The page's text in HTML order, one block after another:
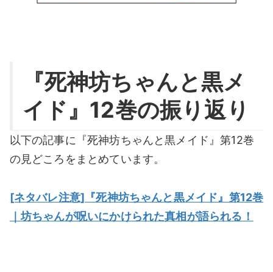
『死神坊ちゃんと黒メ
イド』12巻の振り返り
以下の記事に『死神坊ちゃんと黒メイド』第12巻
の見どころをまとめています。
[ネタバレ注意]『死神坊ちゃんと黒メイド』第12巻
｜坊ちゃんが呪いにかけられた真相が語られる！